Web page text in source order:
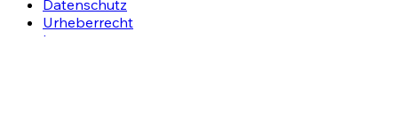
Datenschutz
Urheberrecht
Impressum